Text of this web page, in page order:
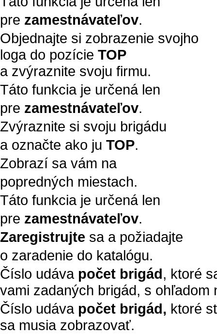
pre zamestnávateľov.
Objednajte si zobrazenie svojho
loga do pozície TOP
a zvýraznite svoju firmu.
Táto funkcia je určená len
pre zamestnávateľov.
Zvýraznite si svoju brigádu
a označte ako ju TOP.
Zobrazí sa vám na
popredných miestach.
Táto funkcia je určená len
pre zamestnávateľov.
Zaregistrujte sa a požiadajte
o zaradenie do katalógu.
Číslo udáva počet brigád, ktoré
vami zadaných brigád, s ohľadom
Číslo udáva počet brigád, ktoré
sa musia zobrazovať.